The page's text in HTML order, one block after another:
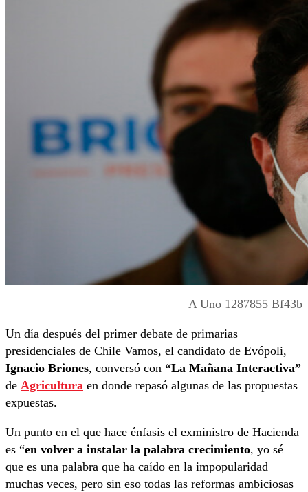
A Uno 1287855 Bf43b
Un día después del primer debate de primarias
presidenciales de Chile Vamos, el candidato de Evópoli,
Ignacio Briones, conversó con “La Mañana Interactiva”
de Agricultura en donde repasó algunas de las propuestas
expuestas.
Un punto en el que hace énfasis el exministro de Hacienda
es “en volver a instalar la palabra crecimiento, yo sé
que es una palabra que ha caído en la impopularidad
muchas veces, pero sin eso todas las reformas ambiciosas